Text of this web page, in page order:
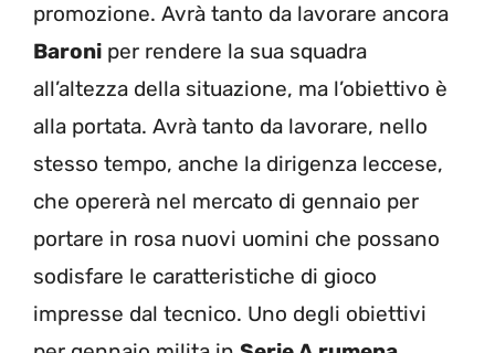
promozione. Avrà tanto da lavorare ancora
Baroni per rendere la sua squadra
all’altezza della situazione, ma l’obiettivo è
alla portata. Avrà tanto da lavorare, nello
stesso tempo, anche la dirigenza leccese,
che opererà nel mercato di gennaio per
portare in rosa nuovi uomini che possano
sodisfare le caratteristiche di gioco
impresse dal tecnico. Uno degli obiettivi